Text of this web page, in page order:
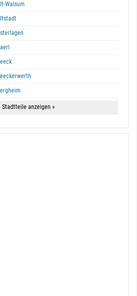
Walsum
Stadtteile anzeigen »